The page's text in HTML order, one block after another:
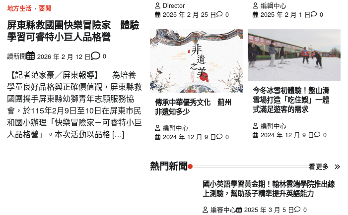
地方生活 要聞
屏東縣救國團快樂冒險家 體驗
學習可睿特小巨人品格營
讀新聞 2026 年 2 月 12 日 0
【記者范家豪／屏東報導】 為培養
學童良好品格與正確價值觀，屏東縣救
國團攜手屏東縣幼獅青年志願服務協
會，於115年2月9日至10日在屏東市民
和國小辦理「快樂冒險家－可睿特小巨
人品格營」。本次活動以品格 […]
Director
2025 年 2 月 25 日
0
編輯中心
2025 年 2 月 1 日
0
傳承中華優秀文化 薊州
非遺知多少
編輯中心
2024 年 12 月 9 日
0
今冬冰雪初體驗！盤山滑
雪場打造「吃住娛」一體
式滿足遊客的需求
編輯中心
2024 年 12 月 9 日
0
熱門新聞 看更多
國小英語學習黃金期！翰林雲端學院推出線
上測驗，幫助孩子精準提升英語能力
編審中心 2025 年 3 月 5 日 0